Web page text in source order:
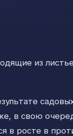
из
в свою
в росте в